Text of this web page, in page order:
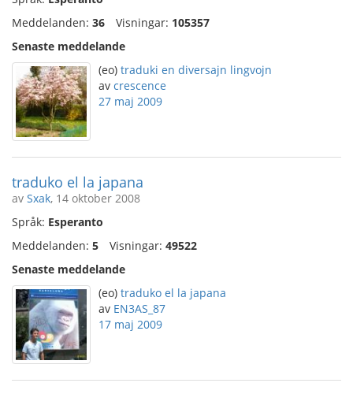
Meddelanden: 36 Visningar: 105357
Senaste meddelande
(eo) traduki en diversajn lingvojn
av crescence
27 maj 2009
traduko el la japana
av Sxak, 14 oktober 2008
Språk: Esperanto
Meddelanden: 5 Visningar: 49522
Senaste meddelande
(eo) traduko el la japana
av EN3AS_87
17 maj 2009